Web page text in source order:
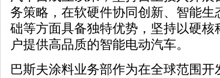
务策略，在软硬件协同创新、智能
础等方面具备独特优势，坚持以硬
户提供高品质的智能电动汽车。
巴斯夫涂料业务部作为在全球范围